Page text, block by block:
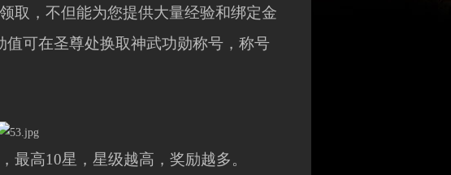
取，不但能为您提供大量经验和绑定金
可在圣尊处换取神武功勋称号，称号
最高10星，星级越高，奖励越多。